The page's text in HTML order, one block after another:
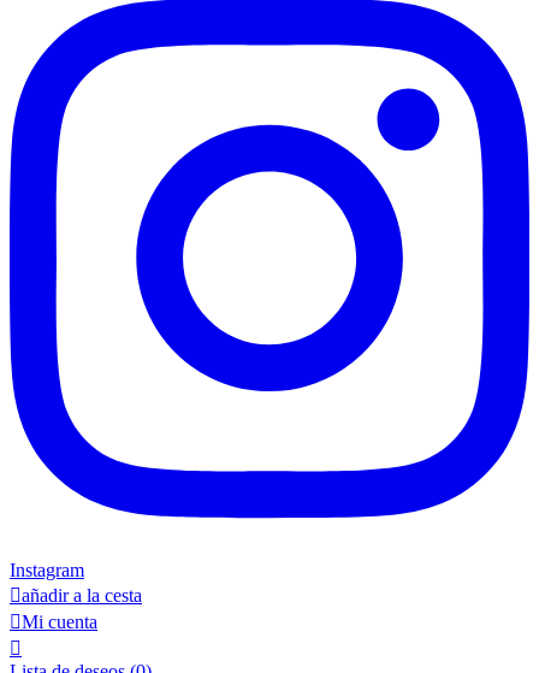
Instagram
añadir a la cesta
Mi cuenta
